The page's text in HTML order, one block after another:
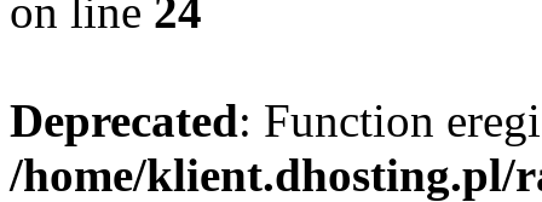
on line 24
Deprecated: Function
/home/klient.dhosting.pl/